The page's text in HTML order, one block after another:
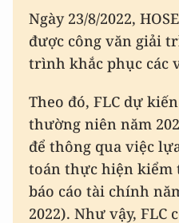
Ngày 23/8/2022,
được công văn giải
trình khắc phục các
Theo đó, FLC dự
thường niên năm
để thông qua việc
toán thực hiện kiểm
báo cáo tài chính
2022). Như vậy, FLC